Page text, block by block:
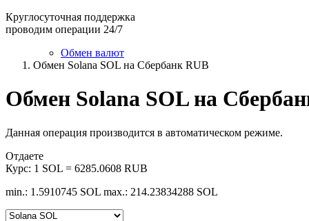
Круглосуточная поддержка
проводим операции 24/7
Обмен валют
Обмен Solana SOL на Сбербанк RUB
Обмен Solana SOL на
Данная операция производится в автоматическом режиме.
Отдаете
Курс: 1 SOL = 6285.0608 RUB
min.: 1.5910745 SOL max.: 214.23834288 SOL